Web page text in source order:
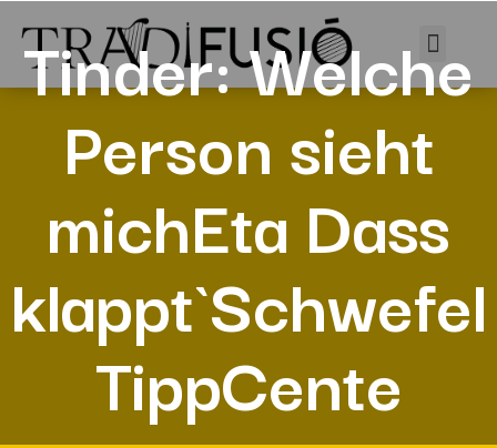
Tinder: Welche
Person sieht
michEta Dass
klappt`Schwefel
TippCente